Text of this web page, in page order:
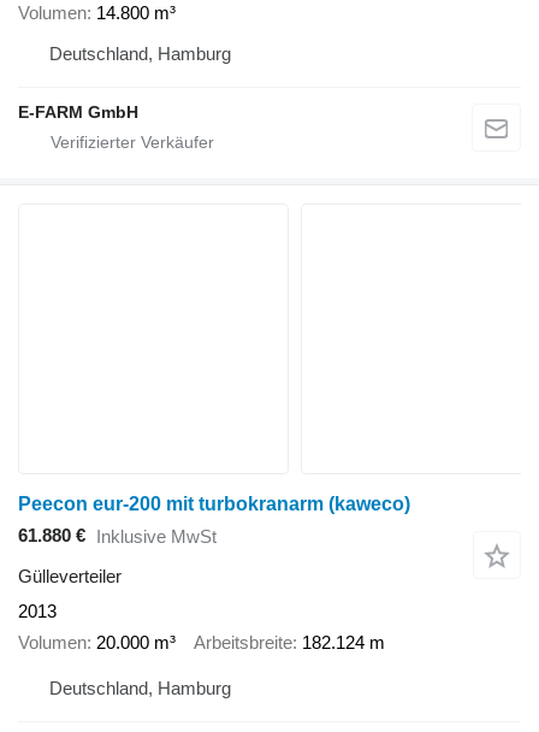
Volumen 14.800 m³
Deutschland, Hamburg
E-FARM GmbH
Peecon eur-200 mit turbokranarm (kaweco)
61.880 € Inklusive MwSt
Gülleverteiler
2013
Volumen 20.000 m³ Arbeitsbreite 182.124 m
Deutschland, Hamburg